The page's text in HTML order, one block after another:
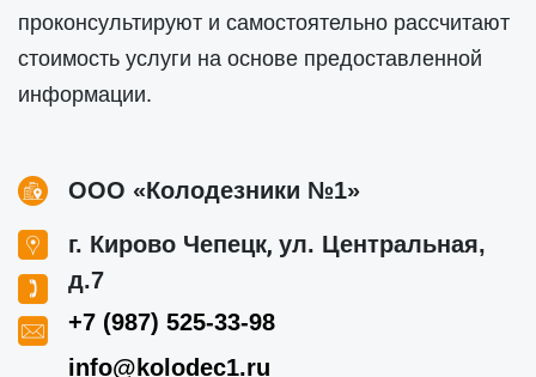
проконсультируют и самостоятельно рассчитают
стоимость услуги на основе предоставленной
информации.
ООО «Колодезники №1»
г. Кирово Чепецк, ул. Центральная,
д.7
+7 (987) 525-33-98
info@kolodec1.ru